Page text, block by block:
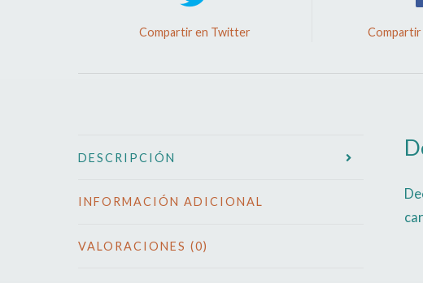
Compartir en Twitter Compartir
DESCRIPCIÓN
INFORMACIÓN ADICIONAL
VALORACIONES (0)